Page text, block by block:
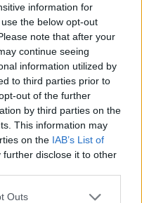
information for
the below opt-out
note that after your
continue seeing
information utilized by
to third parties prior to
out of the further
by third parties on the
This information may
on the IAB’s List of
further disclose it to other
Outs
KOMENTARZ
–